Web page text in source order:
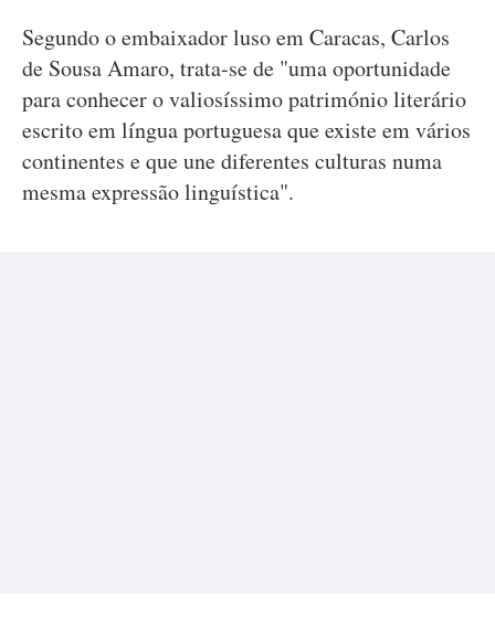
Segundo o embaixador luso em Caracas, Carlos
de Sousa Amaro, trata-se de "uma oportunidade
para conhecer o valiosíssimo património literário
escrito em língua portuguesa que existe em vários
continentes e que une diferentes culturas numa
mesma expressão linguística".